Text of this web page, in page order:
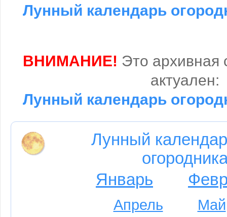
Лунный календарь
ВНИМАНИЕ! Это архивная
актуален:
Лунный календарь
Лунный
Январь
Апрель
Май